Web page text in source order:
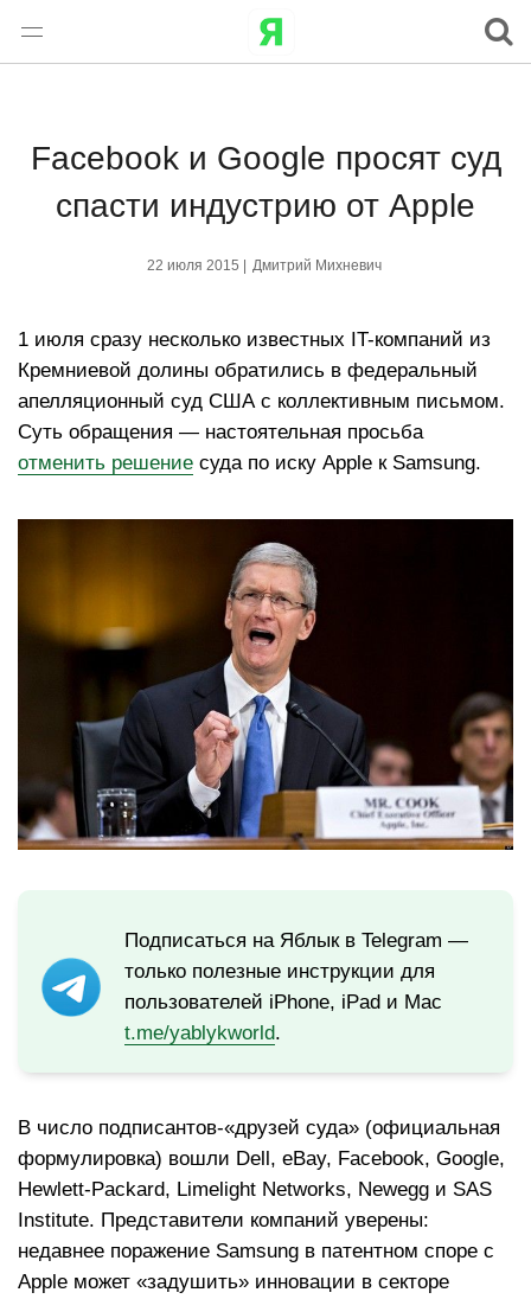
Facebook и Google просят суд
спасти индустрию от Apple
22 июля 2015 | Дмитрий Михневич
1 июля сразу несколько известных IT-компаний из
Кремниевой долины обратились в федеральный
апелляционный суд США с коллективным письмом.
Суть обращения — настоятельная просьба
отменить решение суда по иску Apple к Samsung.
Подписаться на Яблык в Telegram —
только полезные инструкции для
пользователей iPhone, iPad и Mac
t.me/yablykworld.
В число подписантов-«друзей суда» (официальная
формулировка) вошли Dell, eBay, Facebook, Google,
Hewlett-Packard, Limelight Networks, Newegg и SAS
Institute. Представители компаний уверены:
недавнее поражение Samsung в патентном споре с
Apple может «задушить» инновации в секторе